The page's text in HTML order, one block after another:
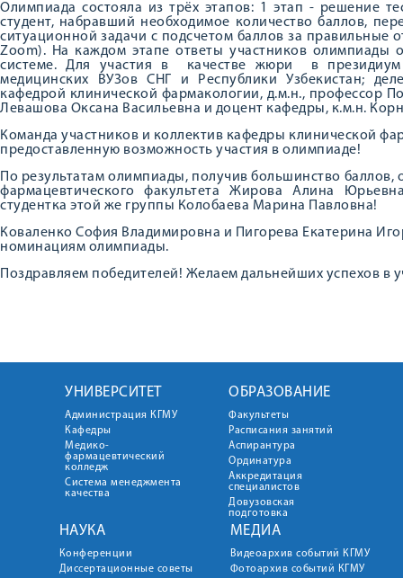
Олимпиада состояла из трёх этапов: 1 этап - решение
студент, набравший необходимое количество баллов,
ситуационной задачи с подсчетом баллов за правильные
Zoom). На каждом этапе ответы участников олимпиады
системе. Для участия в качестве жюри в
медицинских ВУЗов СНГ и Республики Узбекистан;
кафедрой клинической фармакологии, д.м.н., профессор
Левашова Оксана Васильевна и доцент кафедры, к.м.н.
Команда участников и коллектив кафедры клинической
предоставленную возможность участия в олимпиаде!
По результатам олимпиады, получив большинство баллов,
фармацевтического факультета Жирова Алина
студентка этой же группы Колобаева Марина Павловна!
Коваленко София Владимировна и Пигорева Екатерина
номинациям олимпиады.
Поздравляем победителей! Желаем дальнейших успехов в
УНИВЕРСИТЕТ
Администрация КГМУ
Кафедры
Медико-
фармацевтический
колледж
Система менеджмента
качества
ОБРАЗОВАНИЕ
Факультеты
Расписания занятий
Аспирантура
Ординатура
Аккредитация
специалистов
Довузовская
подготовка
НАУКА
Конференции
Диссертационные советы
МЕДИА
Видеоархив событий КГМУ
Фотоархив событий КГМУ